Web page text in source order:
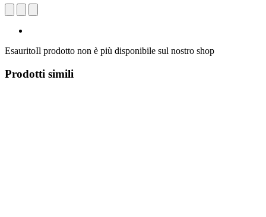
EsauritoIl prodotto non è più disponibile sul nostro shop
Prodotti simili